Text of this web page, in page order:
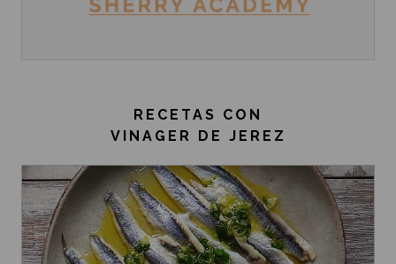
RECETAS CON
VINAGER DE JEREZ